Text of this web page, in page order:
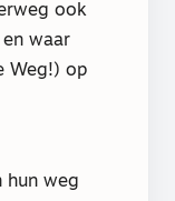
ook
waar
Weg!) op
hun weg